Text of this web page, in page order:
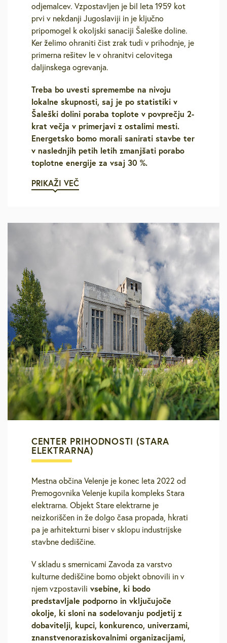
odjemalcev. Vzpostavljen je bil leta 1959 kot
prvi v nekdanji Jugoslaviji in je ključno
pripomogel k okoljski sanaciji Šaleške doline.
Ker želimo ohraniti čist zrak tudi v prihodnje, je
primerna rešitev le v ohranitvi celovitega
daljinskega ogrevanja.
Treba bo uvesti spremembe na nivoju
lokalne skupnosti, saj je po statistiki v
Šaleški dolini poraba toplote v povprečju 2-
krat večja v primerjavi z ostalimi mesti.
Energetsko bomo morali sanirati stavbe ter
v naslednjih petih letih zmanjšati porabo
toplotne energije za vsaj 30 %.
PRIKAŽI VEČ
CENTER PRIHODNOSTI (STARA
ELEKTRARNA)
Mestna občina Velenje je konec leta 2022 od
Premogovnika Velenje kupila kompleks Stara
elektrarna. Objekt Stare elektrarne je
neizkoriščen in že dolgo časa propada, hkrati
pa je arhitekturni biser v sklopu industrijske
stavbne dediščine.
V skladu s smernicami Zavoda za varstvo
kulturne dediščine bomo objekt obnovili in v
njem vzpostavili vsebine, ki bodo
predstavljale podporno in vključujoče
okolje, ki sloni na sodelovanju podjetij z
dobavitelji, kupci, konkurenco, univerzami,
znanstvenoraziskovalnimi organizacijami,